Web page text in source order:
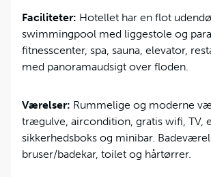
Faciliteter: Hotellet har en flot
swimmingpool med liggestole og
fitnesscenter, spa, sauna, elevator,
med panoramaudsigt over floden.
Værelser: Rummelige og moderne
trægulve, aircondition, gratis wifi, TV,
sikkerhedsboks og minibar.
bruser/badekar, toilet og hårtørrer.